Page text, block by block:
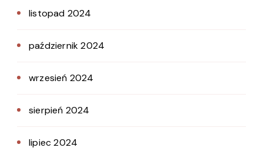
listopad 2024
październik 2024
wrzesień 2024
sierpień 2024
lipiec 2024